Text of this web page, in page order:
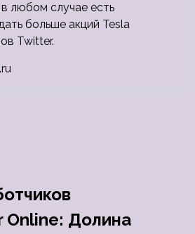
любом случае есть
больше акций Tesla
Twitter.
Online: Долина